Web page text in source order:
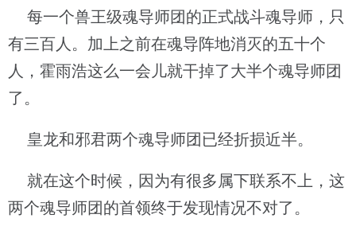
每一个兽王级魂导师团的正式战斗魂导师，只
有三百人。加上之前在魂导阵地消灭的五十个
人，霍雨浩这么一会儿就干掉了大半个魂导师团
了。
皇龙和邪君两个魂导师团已经折损近半。
就在这个时候，因为有很多属下联系不上，这
两个魂导师团的首领终于发现情况不对了。